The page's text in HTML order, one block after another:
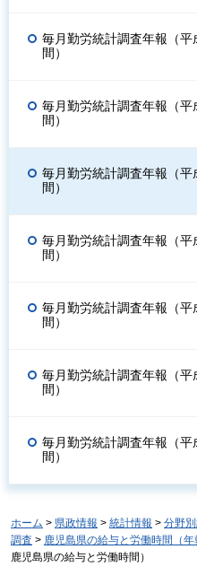
毎月勤労統計調査年報（
間）
毎月勤労統計調査年報（
間）
毎月勤労統計調査年報（
間）
毎月勤労統計調査年報（
間）
毎月勤労統計調査年報（
間）
毎月勤労統計調査年報（
間）
毎月勤労統計調査年報（
間）
ホーム > 県政情報 > 統計情報 > 分野
調査 > 鹿児島県の給与と労働時間（年
鹿児島県の給与と労働時間）